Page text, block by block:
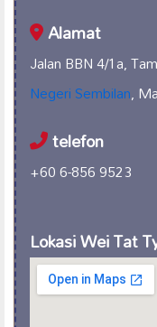
Alamat
Jalan BBN 4/1a,
Negeri Sembilan,
telefon
+60 6-856 9523
Lokasi Wei Tat